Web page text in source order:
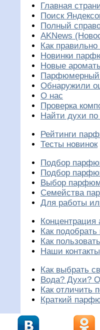
Главная
Поиск
Полный
AKNews
Как
Новинки
Новые
Парфюмерный
Обнаружили
О нас
Проверка
Найти духи
Рейтинги
Тесты новинок
Подбор
Подбор
Выбор
Семейства
Для работы
Концентрация
Как
Как
Наши контакты
Как выбрать
Вода? Духи?
Как отличить
Краткий